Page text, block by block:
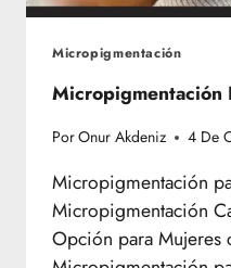
Micropigmentación
Micropigmentación
PorOnur Akdeniz 4 De
Micropigmentación
Micropigmentación
Opción para Mujeres